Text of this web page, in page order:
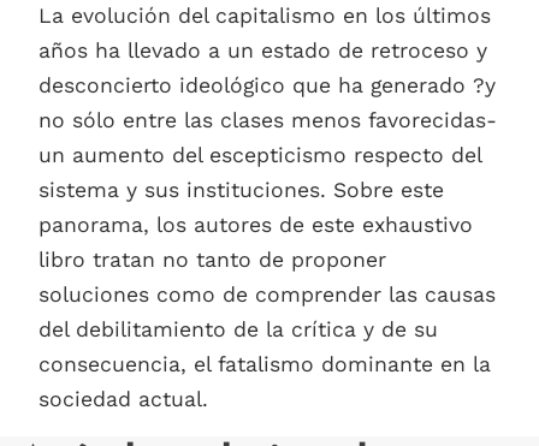
La evolución del capitalismo en los últimos
años ha llevado a un estado de retroceso y
desconcierto ideológico que ha generado ?y
no sólo entre las clases menos favorecidas-
un aumento del escepticismo respecto del
sistema y sus instituciones. Sobre este
panorama, los autores de este exhaustivo
libro tratan no tanto de proponer
soluciones como de comprender las causas
del debilitamiento de la crítica y de su
consecuencia, el fatalismo dominante en la
sociedad actual.